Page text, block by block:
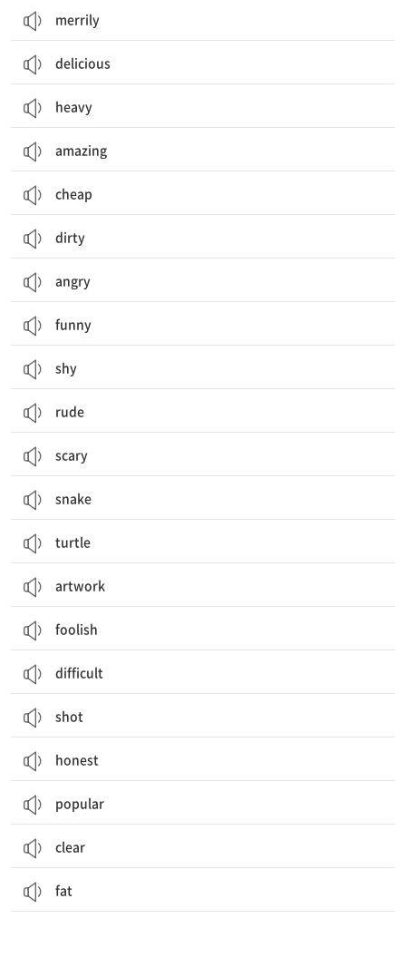
merrily
delicious
heavy
amazing
cheap
dirty
angry
funny
shy
rude
scary
snake
turtle
artwork
foolish
difficult
shot
honest
popular
clear
fat